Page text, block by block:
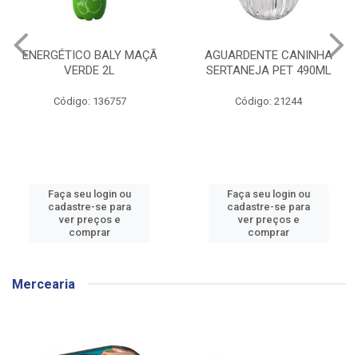
AGUARDENTE CANINHA
SERTANEJA PET 490ML
Código: 21244
Faça seu login ou
cadastre-se para
ver preços e
comprar
GIN BEEFEATER
BLACKBERRY 700ML
Código: 141753
Faça seu login ou
cadastre-se para
ver preços e
comprar
Mercearia